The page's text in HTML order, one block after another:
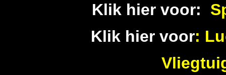
Klik hier voor:
Klik hier voor: